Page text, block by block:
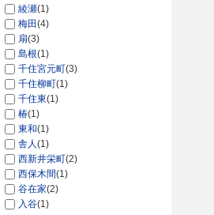
綾瀬(1)
梅田(4)
扇(3)
島根(1)
千住宮元町(3)
千住柳町(1)
千住東(1)
椿(1)
東和(1)
舎人(1)
西新井栄町(2)
西保木間(1)
谷在家(2)
入谷(1)